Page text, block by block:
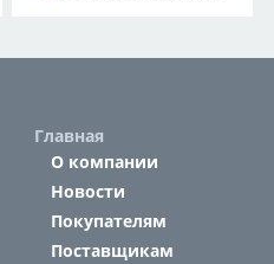
Главная
О компании
Новости
Покупателям
Поставщикам